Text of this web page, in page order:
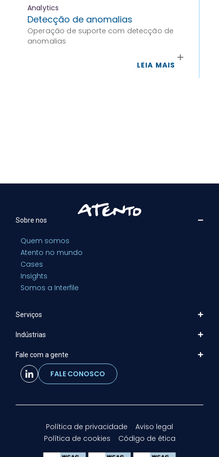
Analytics
Detecção de anomalias
Operação de suporte com detecção de
anomalias
LEIA MAIS
Sobre nos
Quem somos
Atento no mundo
Cases
Insights
Somos a Interfile
Serviços
Indústrias
Fale com a gente
FALE CONOSCO
Política de privacidade
Aviso legal
Política de cookies
Código de ética